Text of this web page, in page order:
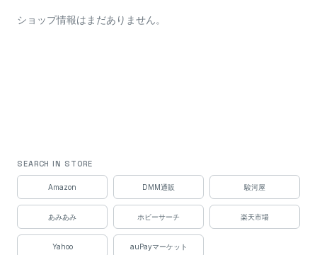
ショップ情報はまだありません。
SEARCH IN STORE
Amazon DMM通販 駿河屋
あみあみ ホビーサーチ 楽天市場
Yahoo auPayマーケット